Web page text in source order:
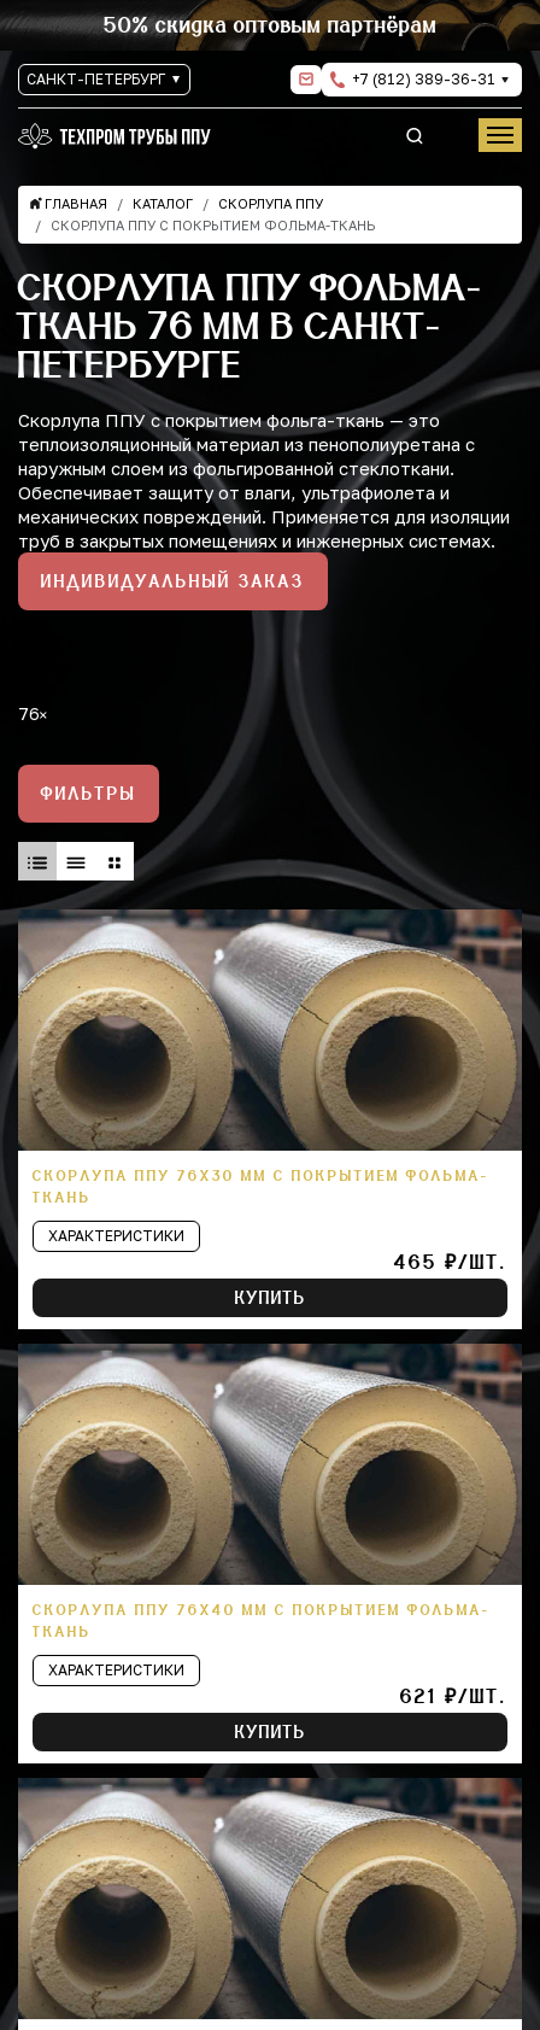
50% скидка оптовым партнёрам
САНКТ-ПЕТЕРБУРГ +7 (812) 389-36-31
ГЛАВНАЯ КАТАЛОГ
СКОРЛУПА ППУ
СКОРЛУПА ППУ С ПОКРЫТИЕМ ФОЛЬМА-ТКАНЬ
СКОРЛУПА ППУ ФОЛЬМА-
ТКАНЬ 76 ММ В САНКТ-
ПЕТЕРБУРГЕ
Скорлупа ППУ с покрытием фольга-ткань — это
теплоизоляционный материал из пенополиуретана с
наружным слоем из фольгированной стеклоткани.
Обеспечивает защиту от влаги, ультрафиолета и
механических повреждений. Применяется для изоляции
труб в закрытых помещениях и инженерных системах.
ИНДИВИДУАЛЬНЫЙ ЗАКАЗ
76
ФИЛЬТРЫ
СКОРЛУПА ППУ 76Х30 ММ С ПОКРЫТИЕМ ФОЛЬМА-
ТКАНЬ
ХАРАКТЕРИСТИКИ
465 ₽/ШТ.
КУПИТЬ
СКОРЛУПА ППУ 76Х40 ММ С ПОКРЫТИЕМ ФОЛЬМА-
ТКАНЬ
ХАРАКТЕРИСТИКИ
621 ₽/ШТ.
КУПИТЬ